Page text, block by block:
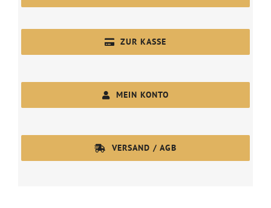
ZUR KASSE
MEIN KONTO
VERSAND / AGB